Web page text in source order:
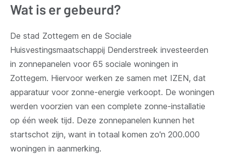
Wat is er gebeurd?
De stad Zottegem en de Sociale
Huisvestingsmaatschappij Denderstreek investeerden
in zonnepanelen voor 65 sociale woningen in
Zottegem. Hiervoor werken ze samen met IZEN, dat
apparatuur voor zonne-energie verkoopt. De woningen
werden voorzien van een complete zonne-installatie
op één week tijd. Deze zonnepanelen kunnen het
startschot zijn, want in totaal komen zo'n 200.000
woningen in aanmerking.